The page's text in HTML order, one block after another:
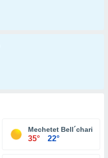
Mechetet Bell´chari
35° 22°